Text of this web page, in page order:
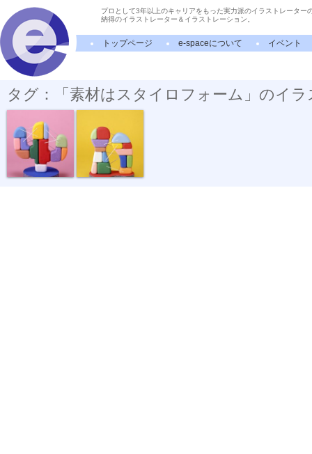
プロとして3年以上のキャリアをもった実力派のイラストレーター
納得のイラストレーター＆イラストレーション。
トップページ e-spaceについて イベント
タグ：「素材はスタイロフォーム」のイラ
NHK英語講座... NHK英語講座...